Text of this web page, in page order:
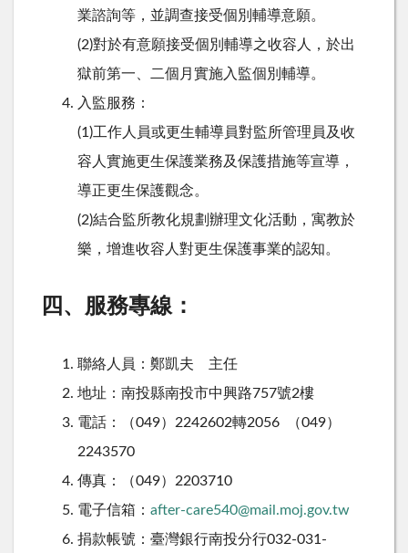
業諮詢等，並調查接受個別輔導意願。
(2)對於有意願接受個別輔導之收容人，於出
獄前第一、二個月實施入監個別輔導。
入監服務：
(1)工作人員或更生輔導員對監所管理員及收
容人實施更生保護業務及保護措施等宣導，
導正更生保護觀念。
(2)結合監所教化規劃辦理文化活動，寓教於
樂，增進收容人對更生保護事業的認知。
四、服務專線：
聯絡人員：鄭凱夫 主任
地址：南投縣南投市中興路757號2樓
電話：（049）2242602轉2056 （049）
2243570
傳真：（049）2203710
電子信箱： after-care540@mail.moj.gov.tw
捐款帳號：臺灣銀行南投分行032-031-